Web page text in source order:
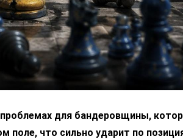
для бандеровщины,
поле, что сильно ударит по